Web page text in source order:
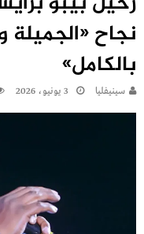
نجاح
بالكامل»
سينيفليا 3 يونيو، 2026